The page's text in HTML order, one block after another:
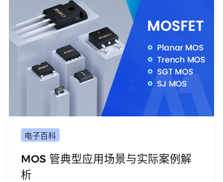
电子百科
MOS 管典型应用场景与实际案例解
析